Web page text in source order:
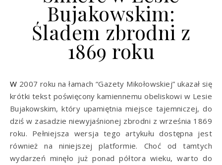
Bujakowskim:
Śladem zbrodni z
1869 roku
W 2007 roku na łamach “Gazety Mikołowskiej” ukazał się
krótki tekst poświęcony kamiennemu obeliskowi w Lesie
Bujakowskim, który upamiętnia miejsce tajemniczej, do
dziś w zasadzie niewyjaśnionej zbrodni z września 1869
roku. Pełniejsza wersja tego artykułu dostępna jest
również na niniejszej platformie. Choć od tamtych
wydarzeń minęło już ponad półtora wieku, warto do